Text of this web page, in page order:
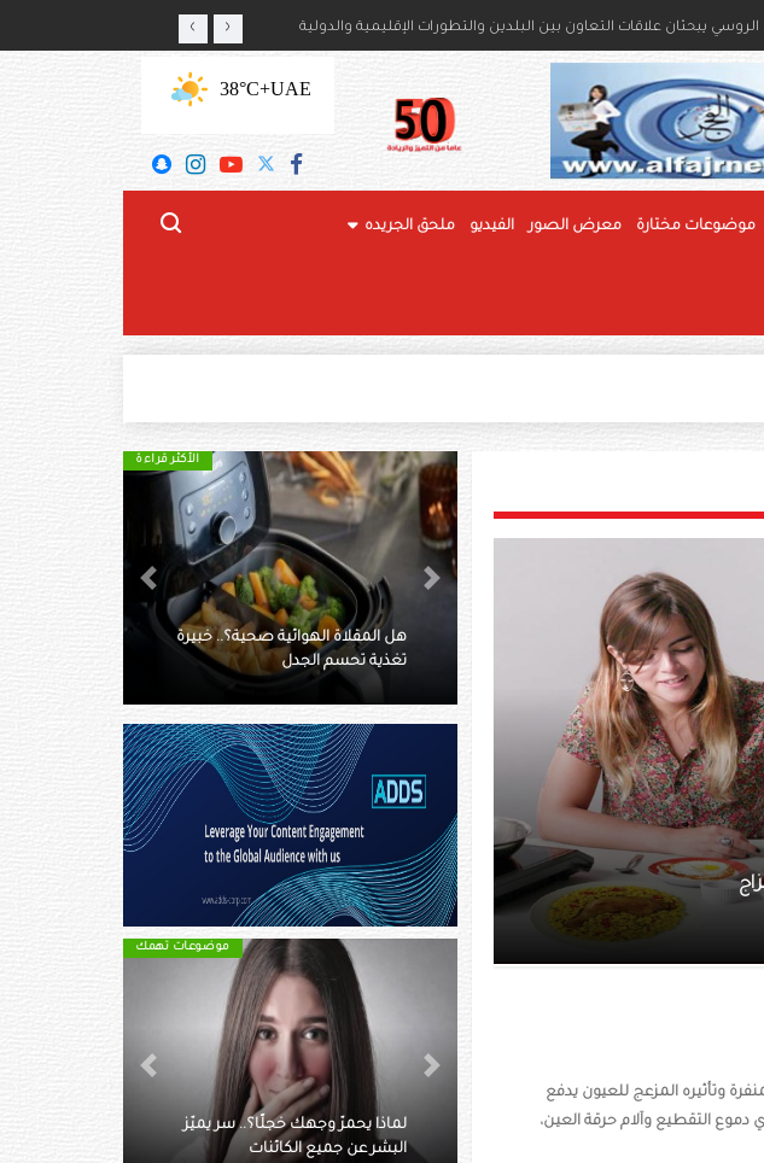
خادم الحرمين بوفاة والدة الأمير حمود بن سعود بن عبدالعزيز آل سعود ‹ ›
UAE
+38°C
موضوعات مختارة معرض الصور الفيديو ملحق الجريده
وتأثيره المزعج للعيون يدفع
التقطيع وآلام حرقة العين،
الأكثر قراءة
هل المقلاة الهوائية صحية؟.. خبيرة
تغذية تحسم الجدل
النساء يفضلن الحيوانات الأليفة في
السرير!
Previous
Next
لماذا يحمرّ وجهك خجلًا؟.. سر يميّز
موضوعات تهمك
الذكاء الاصطناعي يعزز تشخيص
اضطرابات النوم والتنبؤ بالأمراض
Previous
Next